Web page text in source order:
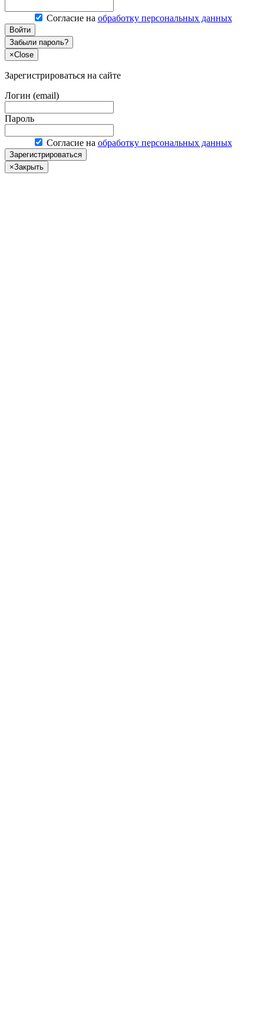
Согласие на обработку персональных данных
Войти
Забыли пароль?
×Close
Зарегистрироваться на сайте
Логин (email)
Пароль
Согласие на обработку персональных данных
Зарегистрироваться
×Закрыть